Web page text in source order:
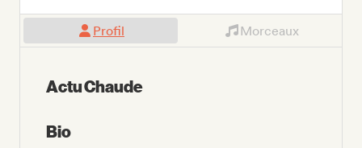
Profil Morceaux
Actu Chaude
Bio